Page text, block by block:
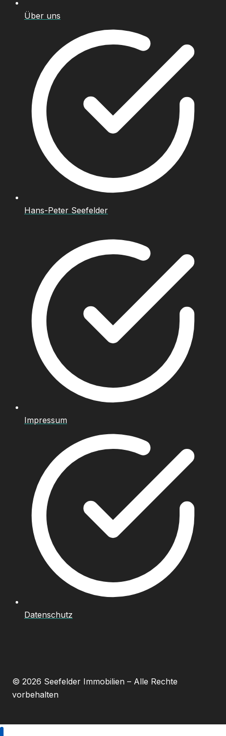
Über uns
Hans-Peter Seefelder
Impressum
Datenschutz
© 2026 Seefelder Immobilien – Alle Rechte
vorbehalten